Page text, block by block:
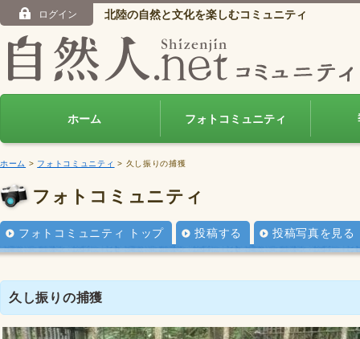
ログイン 北陸の自然と文化を楽しむコミュニティ
ホーム フォトコミュニティ
ホーム > フォトコミュニティ > 久し振りの捕獲
フォトコミュニティ
フォトコミュニティ トップ 投稿する 投稿写真を見る
久し振りの捕獲